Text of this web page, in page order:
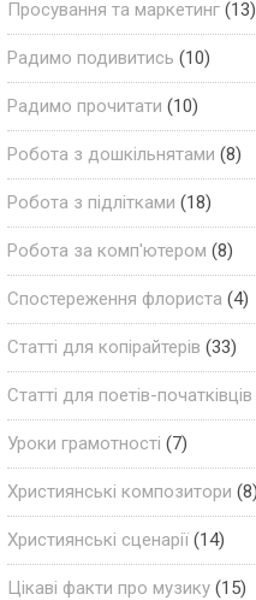
Просування та маркетинг(13)
Радимо подивитись (10)
Радимо прочитати (10)
Робота з дошкільнятами (8)
Робота з підлітками (18)
Робота за комп'ютером (8)
Спостереження флориста (4)
Статті для копірайтерів (33)
Статті для поетів-початківців
Уроки грамотності (7)
Християнські композитори (8)
Християнські сценарії(14)
Цікаві факти про музику(15)